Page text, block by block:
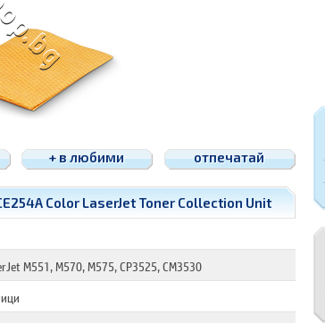
+ в любими отпечатай
Color LaserJet Toner Collection Unit
M551, M570, M575, CP3525, CM3530